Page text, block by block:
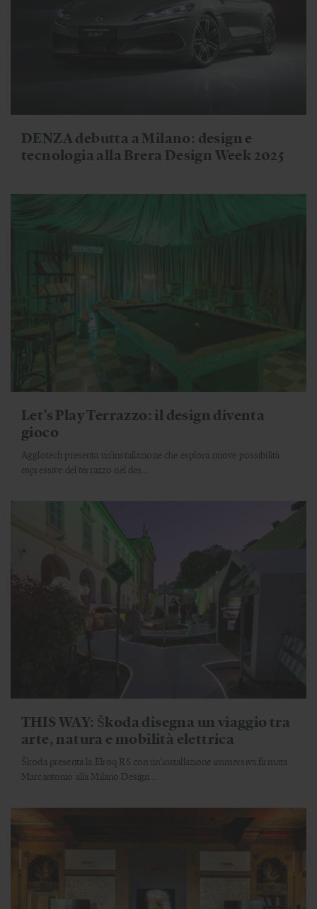
DENZA debutta a Milano: design e
tecnologia alla Brera Design Week 2025
Let’s Play Terrazzo: il design diventa
gioco
Agglotech presenta un’installazione che esplora nuove possibilità
espressive del terrazzo nel des...
THIS WAY: Škoda disegna un viaggio tra
arte, natura e mobilità elettrica
Škoda presenta la Elroq RS con un’installazione immersiva firmata
Marcantonio alla Milano Design ...